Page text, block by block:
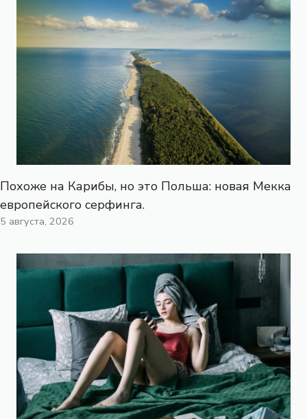
Похоже на Карибы, но это Польша: новая Мекка
европейского серфинга.
5 августа, 2026